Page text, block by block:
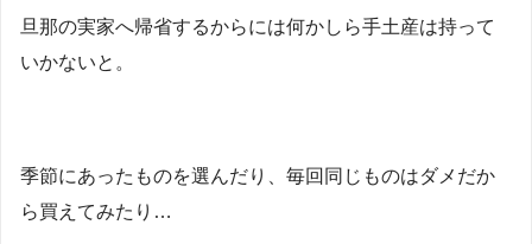
旦那の実家へ帰省するからには何かしら手土産は持って
いかないと。
季節にあったものを選んだり、毎回同じものはダメだか
ら買えてみたり…